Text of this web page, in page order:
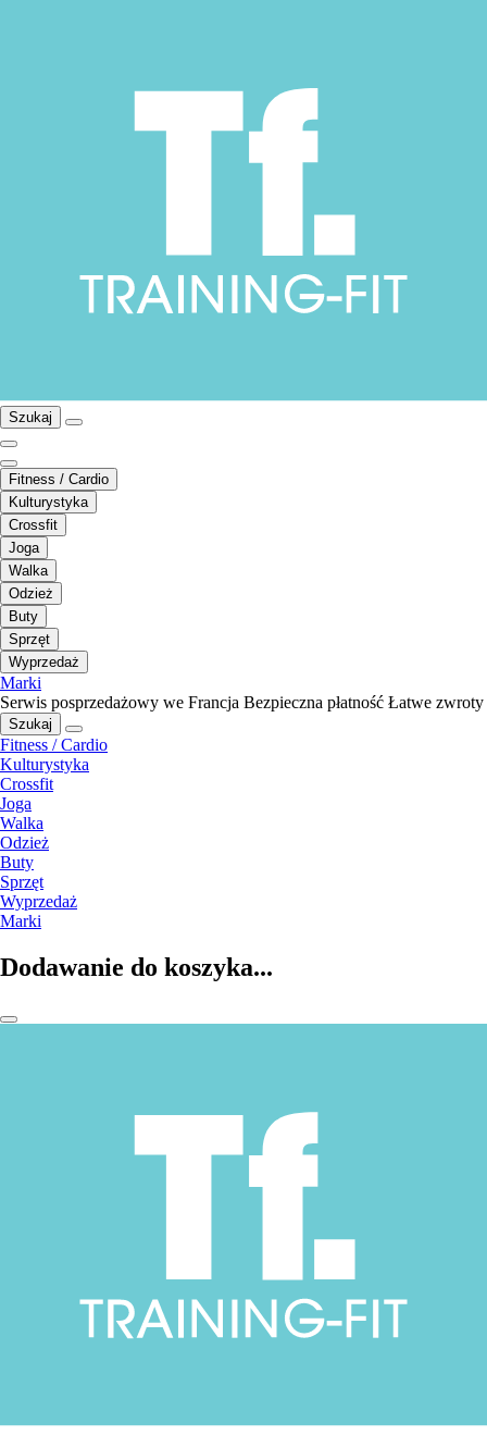
Szukaj
Fitness / Cardio
Kulturystyka
Crossfit
Joga
Walka
Odzież
Buty
Sprzęt
Wyprzedaż
Marki
Serwis posprzedażowy we Francja Bezpieczna płatność Łatwe zwroty
Szukaj
Fitness / Cardio
Kulturystyka
Crossfit
Joga
Walka
Odzież
Buty
Sprzęt
Wyprzedaż
Marki
Dodawanie do koszyka...